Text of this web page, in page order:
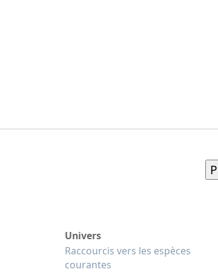
Univers
Raccourcis vers les espèces
courantes